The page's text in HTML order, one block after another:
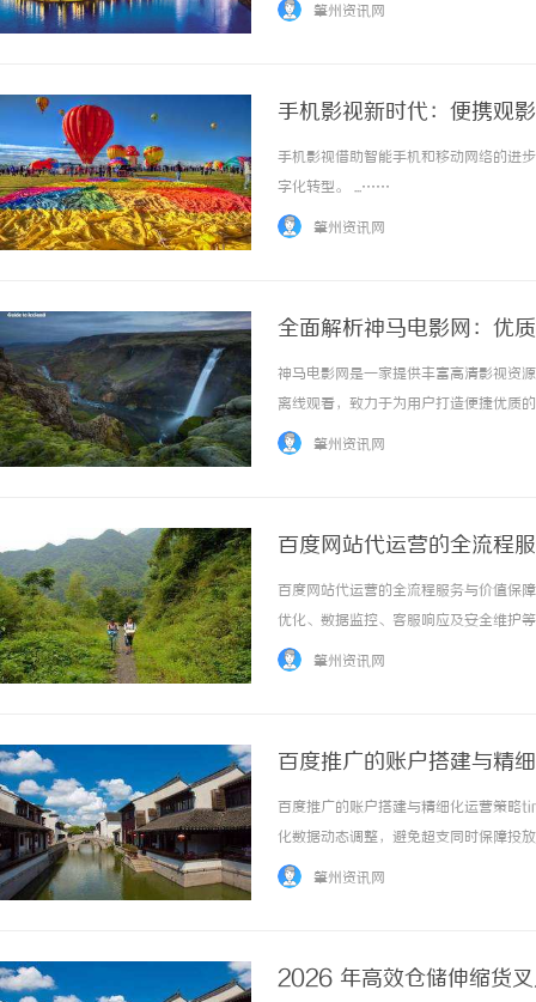
肇州资讯网
手机影视新时代：便携观
手机影视借助智能手机和移动网络的进
字化转型。 ...……
肇州资讯网
全面解析神马电影网：优
神马电影网是一家提供丰富高清影视资
离线观看，致力于为用户打造便捷优质
肇州资讯网
百度网站代运营的全流程
百度网站代运营的全流程服务与价值
优化、数据监控、客服响应及安全维护
培训周期与社保支出。KPI设定：明确
肇州资讯网
百度推广的账户搭建与精
百度推广的账户搭建与精细化运营策
化数据动态调整，避免超支同时保障投
配模式：核心词用精确匹配，长尾词用
肇州资讯网
2026 年高效仓储伸缩货